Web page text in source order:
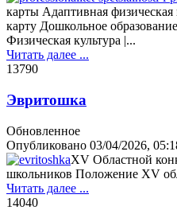
карты Адаптивная
карту Дошкольное
Физическая культура |...
Читать далее ...
13790
Эвритошка
Обновленное
Опубликовано 03/04/2026,
XV Областной
школьников Положение XV
Читать далее ...
14040